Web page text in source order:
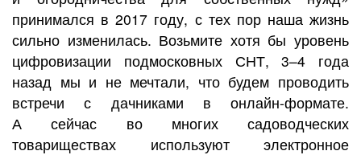
принимался в 2017 году, с тех пор наша жизнь
сильно изменилась. Возьмите хотя бы уровень
цифровизации подмосковных СНТ, 3–4 года
назад мы и не мечтали, что будем проводить
встречи с дачниками в онлайн-формате.
А сейчас во многих садоводческих
товариществах используют электронное